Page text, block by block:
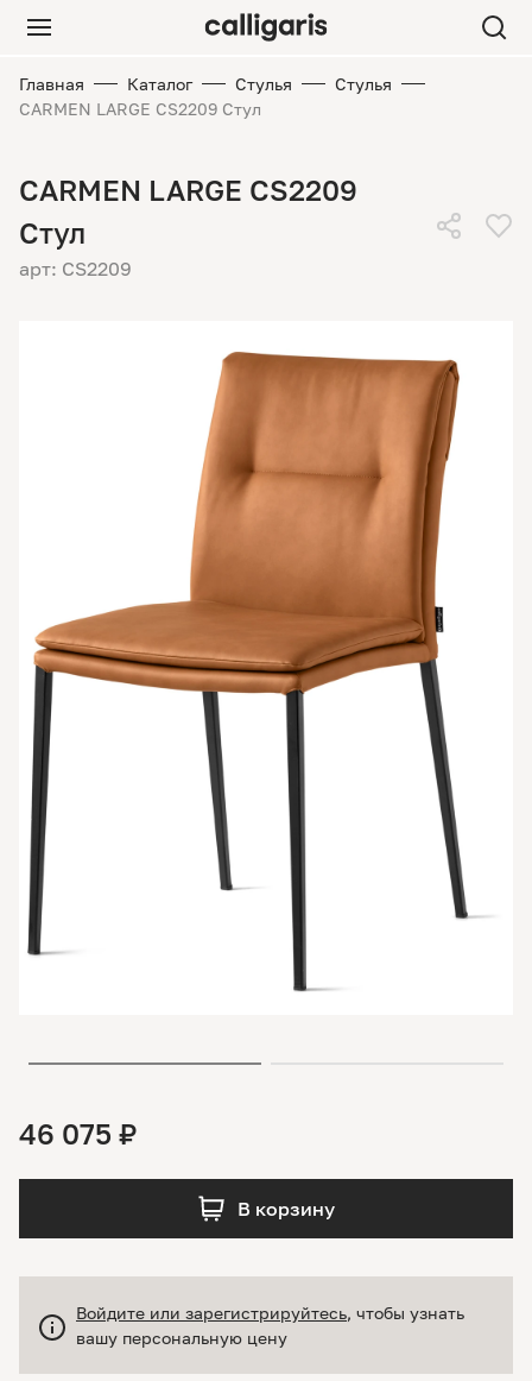
Главная Каталог Стулья
Стулья
CARMEN LARGE CS2209 Стул
CARMEN LARGE CS2209
Стул
арт: CS2209
Войдите или зарегистрируйтесь, чтобы узнать
вашу персональную цену
46 075 ₽
В корзину